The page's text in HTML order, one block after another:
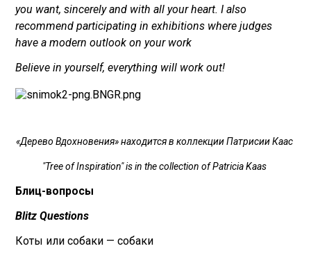
you want, sincerely and with all your heart. I also
recommend participating in exhibitions where judges
have a modern outlook on your work
Believe in yourself, everything will work out!
«‎Дерево Вдохновения» находится в коллекции Патрисии Каас
"Tree of Inspiration" is in the collection of Patricia Kaas
Блиц-вопросы
Blitz Questions
Коты или собаки — собаки